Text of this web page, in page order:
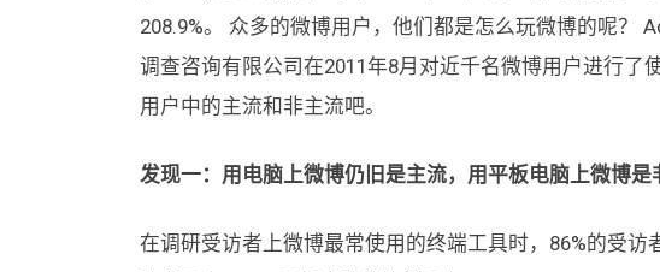
208.9%。 众多的微博用户，他们都是怎么玩微博的呢？
调查咨询有限公司在2011年8月对近千名微博用户进行了
用户中的主流和非主流吧。
发现一：用电脑上微博仍旧是主流，用平板电脑上微博是
在调研受访者上微博最常使用的终端工具时，86%的受